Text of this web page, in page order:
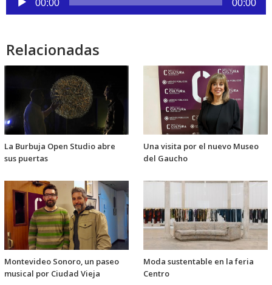
audio
00:00 00:00
Relacionadas
La Burbuja Open Studio abre
sus puertas
Una visita por el nuevo Museo
del Gaucho
Montevideo Sonoro, un paseo
musical por Ciudad Vieja
Moda sustentable en la feria
Centro